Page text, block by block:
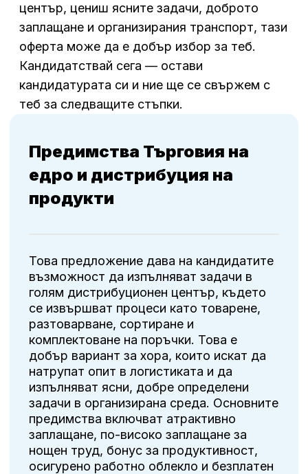
център, цениш ясните задачи, доброто
заплащане и организирания транспорт, тази
оферта може да е добър избор за теб.
Кандидатствай сега — остави
кандидатурата си и ние ще се свържем с
теб за следващите стъпки.
Предимства Търговия на
едро и дистрибуция на
продукти
Това предложение дава на кандидатите
възможност да изпълняват задачи в
голям дистрибуционен център, където
се извършват процеси като товарене,
разтоварване, сортиране и
комплектоване на поръчки. Това е
добър вариант за хора, които искат да
натрупат опит в логистиката и да
изпълняват ясни, добре определени
задачи в организирана среда. Основните
предимства включват атрактивно
заплащане, по-високо заплащане за
нощен труд, бонус за продуктивност,
осигурено работно облекло и безплатен